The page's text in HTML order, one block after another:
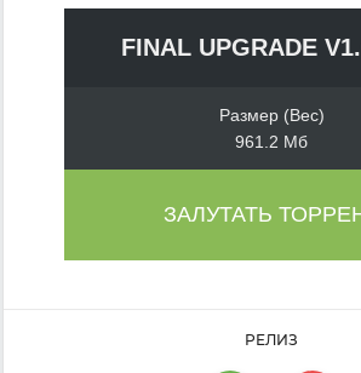
FINAL UPGRADE
Размер (Вес)
961.2 Мб
ЗАЛУТАТЬ
РЕЛИЗ